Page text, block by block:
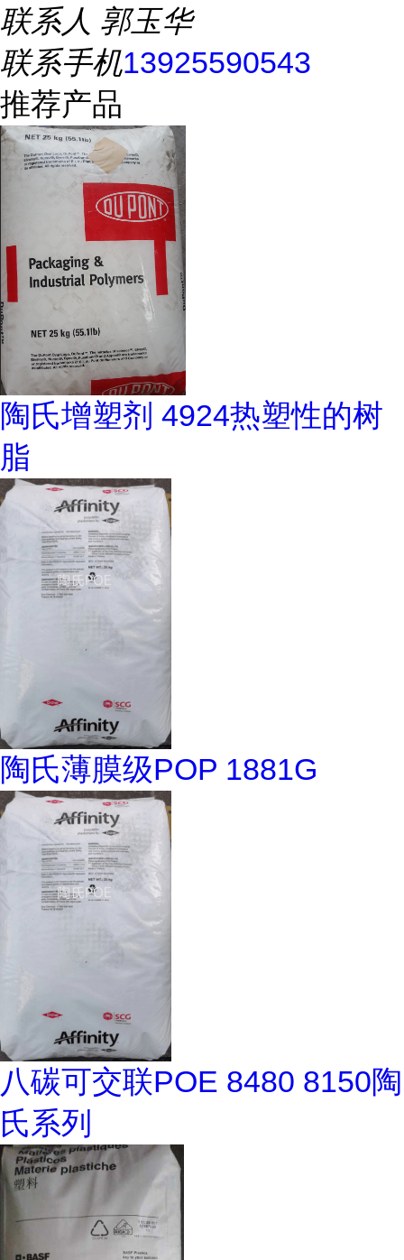
联系人 郭玉华
联系手机13925590543
推荐产品
陶氏增塑剂 4924热塑性的树
脂
陶氏薄膜级POP 1881G
八碳可交联POE 8480 8150陶
氏系列